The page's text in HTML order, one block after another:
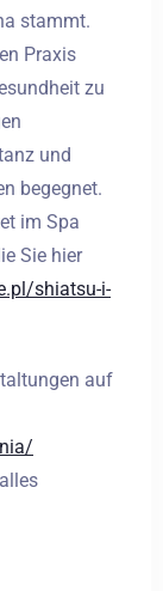
stammt.
Praxis
zu
und
begegnet.
im Spa
Sie hier
shiatsu-i-
auf